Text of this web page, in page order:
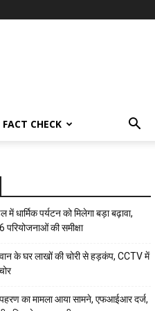
FACT CHECK
में धार्मिक पर्यटन को मिलेगा बड़ा बढ़ावा,
की समीक्षा
के घर लाखों की चोरी से हड़कंप, CCTV में
का मामला आया सामने, एफआईआर दर्ज,